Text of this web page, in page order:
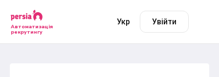
Автоматизація
рекрутингу
Укр Увійти